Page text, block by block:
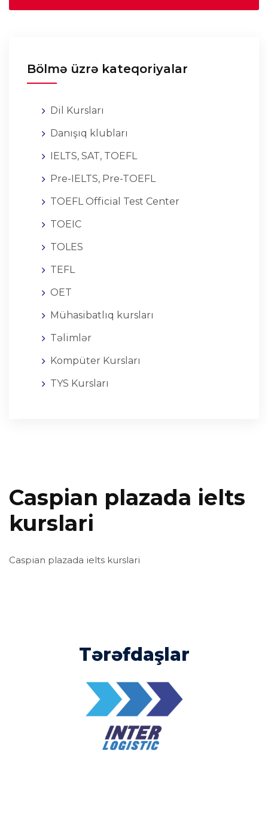
Bölmə üzrə kateqoriyalar
Dil Kursları
Danışıq klubları
IELTS, SAT, TOEFL
Pre-IELTS, Pre-TOEFL
TOEFL Official Test Center
TOEIC
TOLES
TEFL
OET
Mühasibatlıq kursları
Təlimlər
Kompüter Kursları
TYS Kursları
Caspian plazada ielts
kurslari
Caspian plazada ielts kurslari
Tərəfdaşlar